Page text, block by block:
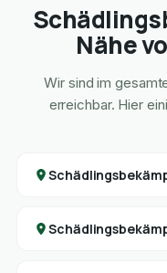
Nähe
Wir sind im
erreichbar. Hier